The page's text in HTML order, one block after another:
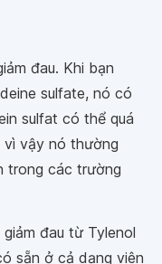
đau. Khi bạn
sulfate, nó có
sulfat có thể quá
vì vậy nó thường
trong các trường
đau từ Tylenol
sẵn ở cả dạng viên